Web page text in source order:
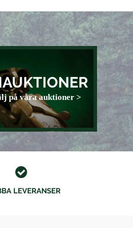
på våra auktioner >
LEVERANSER